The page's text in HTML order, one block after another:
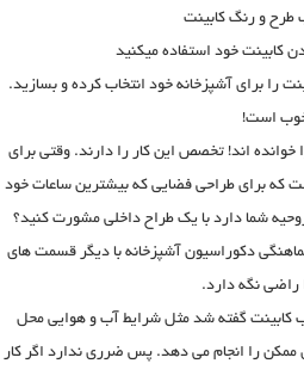
طرح و رنگ کابینت
کابینت خود استفاده میکنید
را برای آشپزخانه خود انتخاب کرده و بسازید.
خوب است!
اند! تخصص این کار را دارند. وقتی برای
که برای طراحی فضایی که بیشترین ساعات خود
شما دارد با یک طراح داخلی مشورت کنید؟
دکوراسیون آشپزخانه با دیگر قسمت های
نگه دارد.
کابینت گفته شد مثل شرایط آب و هوایی محل
ممکن را انجام می دهد. پس ضرری ندارد اگر کار